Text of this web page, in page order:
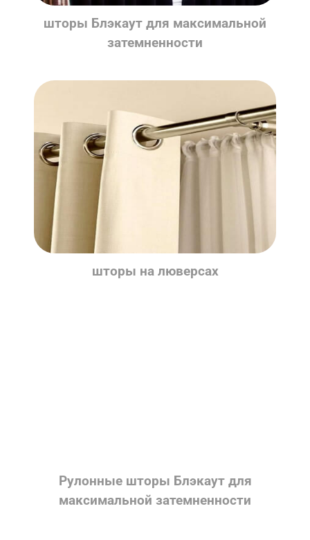
шторы Блэкаут для максимальной
затемненности
шторы на люверсах
Рулонные шторы Блэкаут для
максимальной затемненности